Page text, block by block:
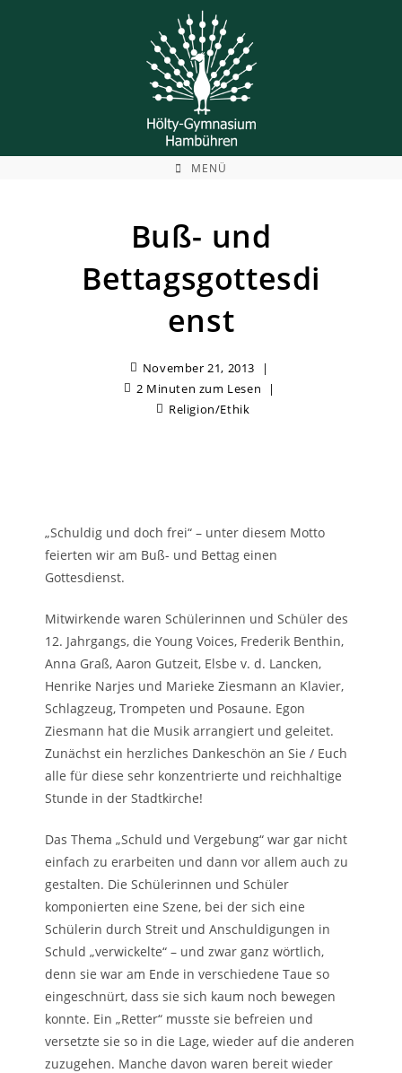
MENÜ
Buß- und
Bettagsgottesdi
enst
November 21, 2013
2 Minuten zum Lesen
Religion/Ethik
„Schuldig und doch frei“ – unter diesem Motto
feierten wir am Buß- und Bettag einen
Gottesdienst.
Mitwirkende waren Schülerinnen und Schüler des
12. Jahrgangs, die Young Voices, Frederik Benthin,
Anna Graß, Aaron Gutzeit, Elsbe v. d. Lancken,
Henrike Narjes und Marieke Ziesmann an Klavier,
Schlagzeug, Trompeten und Posaune. Egon
Ziesmann hat die Musik arrangiert und geleitet.
Zunächst ein herzliches Dankeschön an Sie / Euch
alle für diese sehr konzentrierte und reichhaltige
Stunde in der Stadtkirche!
Das Thema „Schuld und Vergebung“ war gar nicht
einfach zu erarbeiten und dann vor allem auch zu
gestalten. Die Schülerinnen und Schüler
komponierten eine Szene, bei der sich eine
Schülerin durch Streit und Anschuldigungen in
Schuld „verwickelte“ – und zwar ganz wörtlich,
denn sie war am Ende in verschiedene Taue so
eingeschnürt, dass sie sich kaum noch bewegen
konnte. Ein „Retter“ musste sie befreien und
versetzte sie so in die Lage, wieder auf die anderen
zuzugehen. Manche davon waren bereit wieder